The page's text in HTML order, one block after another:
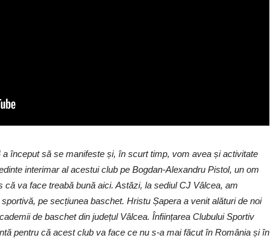
a început să se manifeste și, în scurt timp, vom avea și activitate
interimar al acestui club pe Bogdan-Alexandru Pistol, un om
va face treabă bună aici. Astăzi, la sediul CJ Vâlcea, am
pe secțiunea baschet. Hristu Șapera a venit alături de noi
de baschet din județul Vâlcea. Înființarea Clubului Sportiv
pentru că acest club va face ce nu s-a mai făcut în România și în